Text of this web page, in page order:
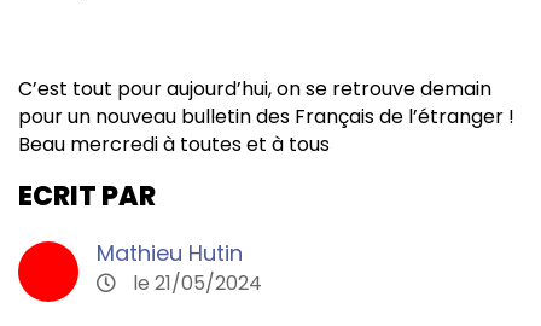
C’est tout pour aujourd’hui, on se retrouve demain
pour un nouveau bulletin des Français de l’étranger !
Beau mercredi à toutes et à tous
ECRIT PAR
Mathieu Hutin
le 21/05/2024